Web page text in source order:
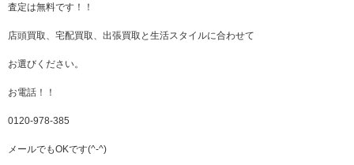
査定は無料です！！
店頭買取、宅配買取、出張買取と生活スタイルに合わせて
お選びください。
お電話！！
0120-978-385
メールでもOKです(^-^)